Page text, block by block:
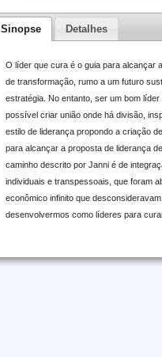
Sinopse Detalhes
O líder que cura é o guia para alcançar
de transformação, rumo a um futuro
estratégia. No entanto, ser um bom
possível criar união onde há divisão,
estilo de liderança propondo a criação
para alcançar a proposta de liderança
caminho descrito por Janni é de
individuais e transpessoais, que foram
econômico infinito que
desenvolvermos como líderes para